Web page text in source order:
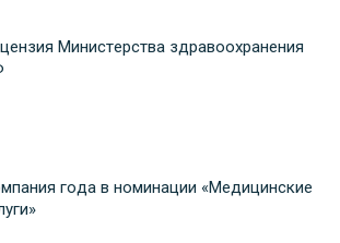
Министерства здравоохранения
года в номинации «Медицинские